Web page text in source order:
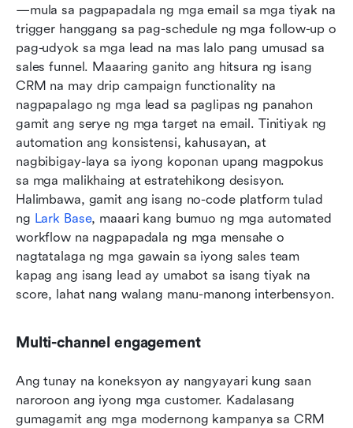
—mula sa pagpapadala ng mga email sa mga tiyak na
trigger hanggang sa pag-schedule ng mga follow-up o
pag-udyok sa mga lead na mas lalo pang umusad sa
sales funnel. Maaaring ganito ang hitsura ng isang
CRM na may drip campaign functionality na
nagpapalago ng mga lead sa paglipas ng panahon
gamit ang serye ng mga target na email. Tinitiyak ng
automation ang konsistensi, kahusayan, at
nagbibigay-laya sa iyong koponan upang magpokus
sa mga malikhaing at estratehikong desisyon.
Halimbawa, gamit ang isang no-code platform tulad
ng Lark Base, maaari kang bumuo ng mga automated
workflow na nagpapadala ng mga mensahe o
nagtatalaga ng mga gawain sa iyong sales team
kapag ang isang lead ay umabot sa isang tiyak na
score, lahat nang walang manu-manong interbensyon.
Multi-channel engagement
Ang tunay na koneksyon ay nangyayari kung saan
naroroon ang iyong mga customer. Kadalasang
gumagamit ang mga modernong kampanya sa CRM